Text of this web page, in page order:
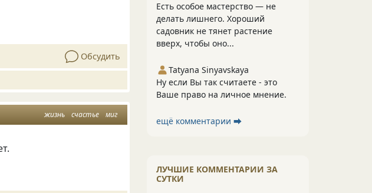
Обсудить
жизнь счастье миг
Есть особое мастерство — не
делать лишнего. Хороший
садовник не тянет растение
вверх, чтобы оно...
Tatyana Sinyavskaya
Ну если Вы так считаете - это
Ваше право на личное мнение.
ещё комментарии ⮕
ЛУЧШИЕ КОММЕНТАРИИ ЗА
СУТКИ